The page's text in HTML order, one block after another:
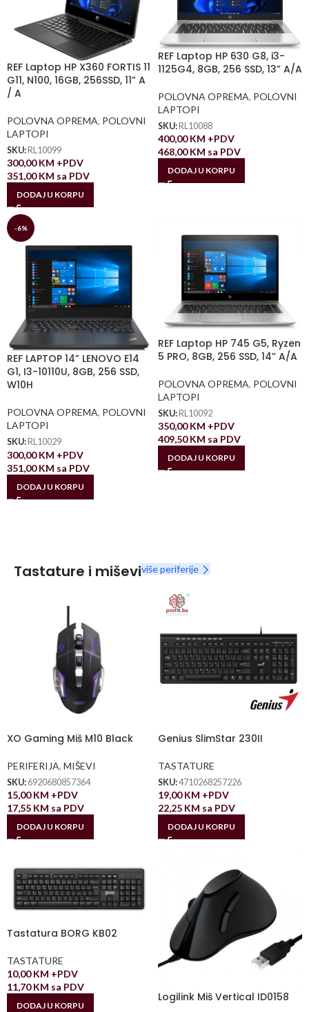
REF Laptop HP X360 FORTIS 11
G11, N100, 16GB, 256SSD, 11” A
/ A
POLOVNA OPREMA, POLOVNI
LAPTOPI
SKU: RL10099
300,00KM +PDV
351,00KM sa PDV
DODAJ U KORPU
REF Laptop HP 630 G8, i3-
1125G4, 8GB, 256 SSD, 13” A/A
POLOVNA OPREMA, POLOVNI
LAPTOPI
SKU: RL10088
400,00KM +PDV
468,00KM sa PDV
DODAJ U KORPU
-6%
REF LAPTOP 14” LENOVO E14
G1, I3-10110U, 8GB, 256 SSD,
W10H
POLOVNA OPREMA, POLOVNI
LAPTOPI
SKU: RL10029
300,00KM +PDV
351,00KM sa PDV
DODAJ U KORPU
REF Laptop HP 745 G5, Ryzen
5 PRO, 8GB, 256 SSD, 14” A/A
POLOVNA OPREMA, POLOVNI
LAPTOPI
SKU: RL10092
350,00KM +PDV
409,50KM sa PDV
DODAJ U KORPU
Tastature i miševiviše periferije
XO Gaming Miš M10 Black
PERIFERIJA, MIŠEVI
SKU: 6920680857364
15,00KM +PDV
17,55 KM sa PDV
DODAJ U KORPU
Genius SlimStar 230II
TASTATURE
SKU:4710268257226
19,00KM +PDV
22,25 KM sa PDV
DODAJ U KORPU
Tastatura BORG KB02
TASTATURE
10,00KM +PDV
11,70KM sa PDV
DODAJ U KORPU
Logilink Miš Vertical ID0158